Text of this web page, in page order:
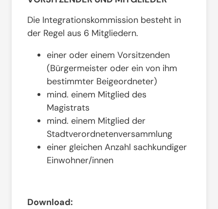
Die Integrationskommission besteht in
der Regel aus 6 Mitgliedern.
einer oder einem Vorsitzenden
(Bürgermeister oder ein von ihm
bestimmter Beigeordneter)
mind. einem Mitglied des
Magistrats
mind. einem Mitglied der
Stadtverordnetenversammlung
einer gleichen Anzahl sachkundiger
Einwohner/innen
Download: